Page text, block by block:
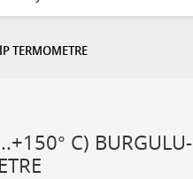
TERMOMETRE
C) BURGULU-